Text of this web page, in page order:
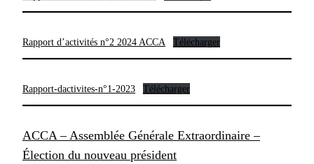
Rapport d’activités n°2 2024 ACCA Télécharger
Rapport-dactivites-n°1-2023 Télécharger
ACCA – Assemblée Générale Extraordinaire –
Élection du nouveau président